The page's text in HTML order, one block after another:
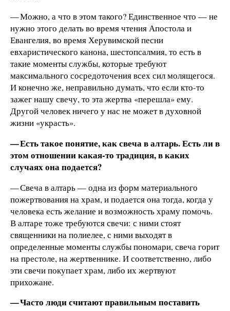
— Можно, а что в этом такого? Единственное что — не
нужно этого делать во время чтения Апостола и
Евангелия, во время Херувимской песни
евхаристического канона, шестопсалмия, то есть в
такие моменты службы, которые требуют
максимального сосредоточения всех сил молящегося.
И конечно же, неправильно думать, что если кто-то
зажег нашу свечу, то эта жертва «перешла» ему.
Другой человек ничего у нас не может в духовной
жизни «украсть».
— Есть такое понятие, как свеча в алтарь. Есть ли в
этом отношении какая-то традиция, в каких
случаях она подается?
— Свеча в алтарь — одна из форм материального
пожертвования на храм, и подается она тогда, когда у
человека есть желание и возможность храму помочь.
В алтаре тоже требуются свечи: с ними стоят
священники на полиелее, с ними выходят в
определенные моменты службы пономари, свеча горит
на престоле, на жертвеннике. И соответственно, либо
эти свечи покупает храм, либо их жертвуют
прихожане.
— Часто люди считают правильным поставить